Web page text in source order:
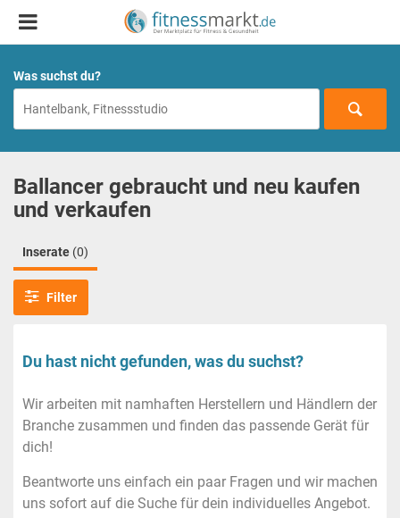
Was suchst du?
Ballancer gebraucht und neu kaufen
und verkaufen
Inserate (0)
Filter
Du hast nicht gefunden, was du suchst?
Wir arbeiten mit namhaften Herstellern und Händlern der
Branche zusammen und finden das passende Gerät für
dich!
Beantworte uns einfach ein paar Fragen und wir machen
uns sofort auf die Suche für dein individuelles Angebot.